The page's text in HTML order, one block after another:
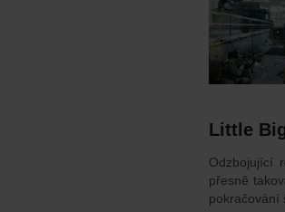
Little
Odzbojující
přesně
pokračování